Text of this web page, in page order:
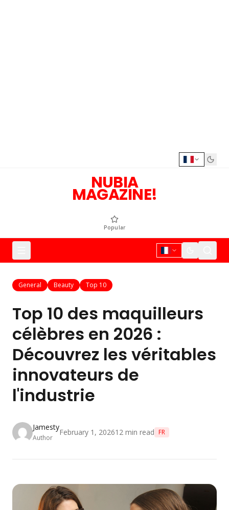
NUBIA
MAGAZINE!
Popular
General Beauty Top 10
Top 10 des maquilleurs
célèbres en 2026 :
Découvrez les véritables
innovateurs de
l'industrie
Jamesty
Author
February 1, 202612 min read FR